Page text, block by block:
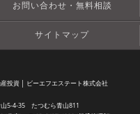
お問い合わせ・無料相談
サイトマップ
投資 │ ビーエフエステート株式会社
5-4-35 たつむら青山811